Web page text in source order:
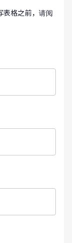
表格之前，请阅